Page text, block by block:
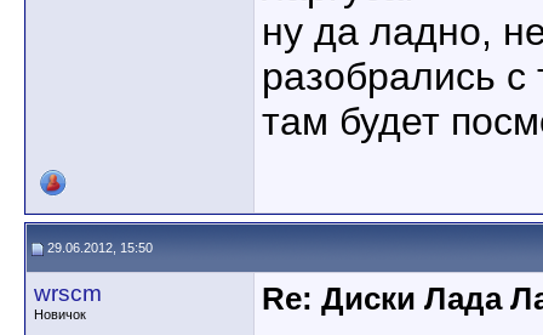
ну да ладно,
разобрались
там будет
29.06.2012, 15:50
wrscm
Новичок
Re: Диски Лада